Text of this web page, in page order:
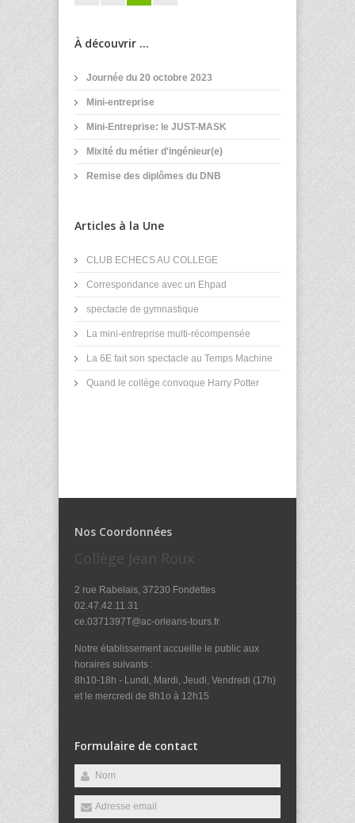
À découvrir ...
Journée du 20 octobre 2023
Mini-entreprise
Mini-Entreprise: le JUST-MASK
Mixité du métier d'ingénieur(e)
Remise des diplômes du DNB
Articles à la Une
CLUB ECHECS AU COLLEGE
Correspondance avec un Ehpad
spectacle de gymnastique
La mini-entreprise multi-récompensée
La 6E fait son spectacle au Temps Machine
Quand le collège convoque Harry Potter
Nos Coordonnées
Collège Jean Roux
2 rue Rabelais, 37230 Fondettes
02.47.42.11.31
ce.0371397T@ac-orleans-tours.fr
Notre établissement accueille le public aux
horaires suivants :
8h10-18h - Lundi, Mardi, Jeudi, Vendredi (17h)
et le mercredi de 8h1o à 12h15
Formulaire de contact